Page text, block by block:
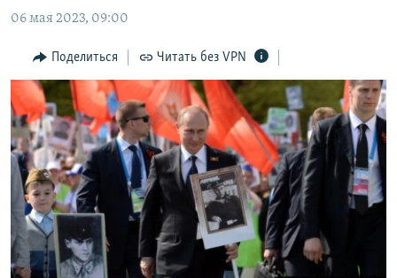
Вернутся
поиску
ИНТЕРАКТИВ
ИНФОГРАФИКА
ТЕЛЕПРОЕКТ КРЫМ.РЕАЛИИ
СОВЕТЫ ПРАВОЗАЩИТНИКОВ
ПРОПАВШИЕ БЕЗ ВЕСТИ
ПОБЕДИТЕЛЕЙ НЕ СУДЯТ?
КРЫМ.НЕПОКОРЕННЫЙ
ELIFBE
РАДІО СВОБОДА
КАК ОБОЙТИ БЛОКИРОВКУ
Українською
Qırımtatar
ПРИСОЕДИНЯЙТЕСЬ!
06 мая 2023, 09:00
Поделиться Читать без VPN